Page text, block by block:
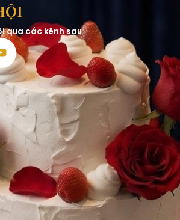
qua các kênh sau